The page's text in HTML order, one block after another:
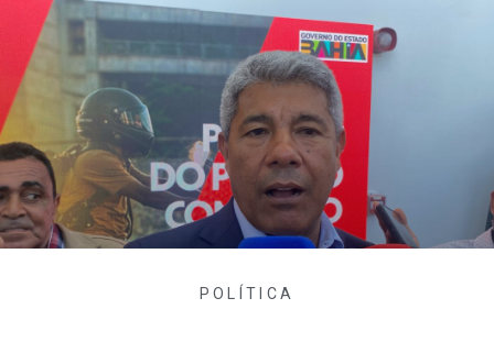
POLÍTICA